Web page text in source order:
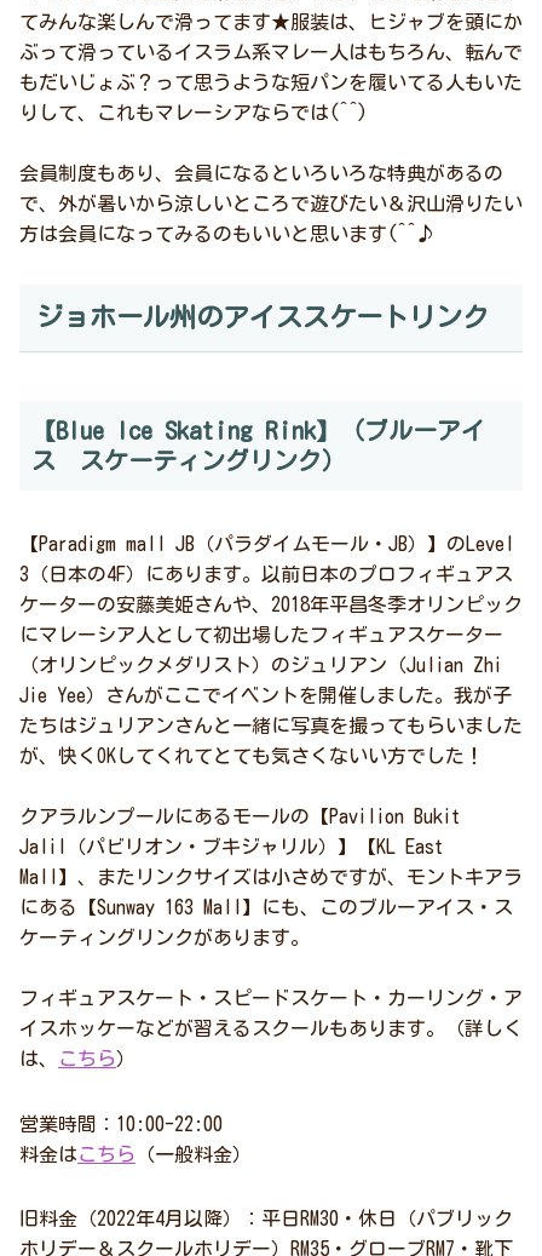
てみんな楽しんで滑ってます★服装は、ヒジャブを頭にか
ぶって滑っているイスラム系マレー人はもちろん、転んで
もだいじょぶ？って思うような短パンを履いてる人もいた
りして、これもマレーシアならでは(^^)
会員制度もあり、会員になるといろいろな特典があるの
で、外が暑いから涼しいところで遊びたい＆沢山滑りたい
方は会員になってみるのもいいと思います(^^♪
ジョホール州のアイススケートリンク
【Blue Ice Skating Rink】（ブルーアイ
ス スケーティングリンク）
【Paradigm mall JB（パラダイムモール・JB）】のLevel
3（日本の4F）にあります。以前日本のプロフィギュアス
ケーターの安藤美姫さんや、2018年平昌冬季オリンピック
にマレーシア人として初出場したフィギュアスケーター
（オリンピックメダリスト）のジュリアン（Julian Zhi
Jie Yee）さんがここでイベントを開催しました。我が子
たちはジュリアンさんと一緒に写真を撮ってもらいました
が、快くOKしてくれてとても気さくないい方でした！
クアラルンプールにあるモールの【Pavilion Bukit
Jalil（パビリオン・ブキジャリル）】【KL East
Mall】、またリンクサイズは小さめですが、モントキアラ
にある【Sunway 163 Mall】にも、このブルーアイス・ス
ケーティングリンクがあります。
フィギュアスケート・スピードスケート・カーリング・ア
イスホッケーなどが習えるスクールもあります。（詳しく
は、
こちら）
営業時間：10:00-22:00
料金はこちら （一般料金）
旧料金（2022年4月以降）：平日RM30・休日（パブリック
ホリデー＆スクールホリデー）RM35・グローブRM7・靴下